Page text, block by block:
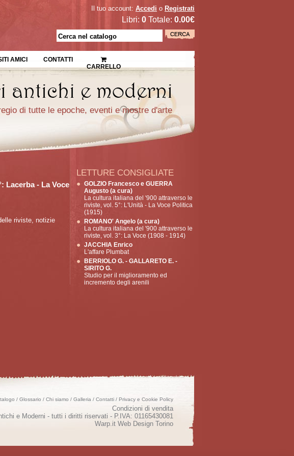
Il tuo account: Accedi o Registrati
Libri: 0 Totale: 0.00€
AMICI
CONTATTI
CARRELLO
di tutte le epoche, eventi e mostre d'arte
Lacerba - La Voce
riviste, notizie
LETTURE CONSIGLIATE
GOLZIO Francesco e GUERRA
Augusto (a cura)
La cultura italiana del '900 attraverso le
riviste, vol. 5°: L'Unità - La Voce Politica
(1915)
ROMANO' Angelo (a cura)
La cultura italiana del '900 attraverso le
riviste, vol. 3°: La Voce (1908 - 1914)
JACCHIA Enrico
L'affare Plumbat
BERRIOLO G. - GALLARETO E. -
SIRITO G.
Studio per il miglioramento ed
incremento degli arenili
/ Glossario / Chi siamo / Galleria / Contatti / Privacy e Cookie Policy
Condizioni di vendita
e Moderni - tutti i diritti riservati - P.IVA: 01165430081
Warp.it Web Design Torino